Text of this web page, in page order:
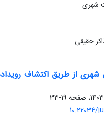
حقیقی
از طریق اکتشاف
19-33
10.22034/